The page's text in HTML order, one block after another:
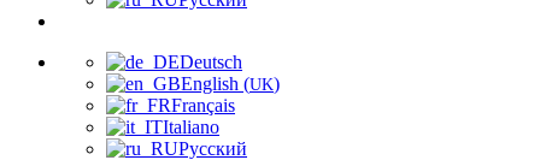
Deutsch
English (UK)
Français
Italiano
Русский